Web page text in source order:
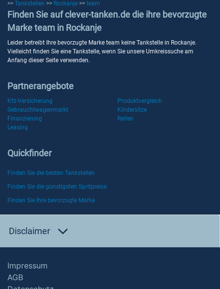
>> Tankstellen >> Rockanje >> team
Finden Sie auf clever-tanken.de die ihre bevorzugte
Marke team in Rockanje
Leider betreibt Ihre bevorzugte Marke team keine Tankstelle in Rockanje.
Vielleicht finden Sie eine Tankstelle, wenn Sie unsere Umkreissuche am
Anfang dieser Seite verwenden.
Partnerangebote
Kfz-Versicherung
Produktvergleich
Gebrauchtwagenmarkt
Kindersitze
Finanzierung
Reifen
Leasing
Quickfinder
Finden Sie die besten Tankstellen
Finden Sie die günstigsten Spritpreise
Finden Sie Ihre bevorzugte Marke
Disclaimer
Impressum
AGB